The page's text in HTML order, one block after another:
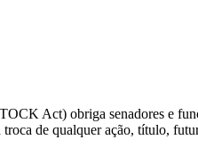
Act) obriga senadores e
de qualquer ação, título,